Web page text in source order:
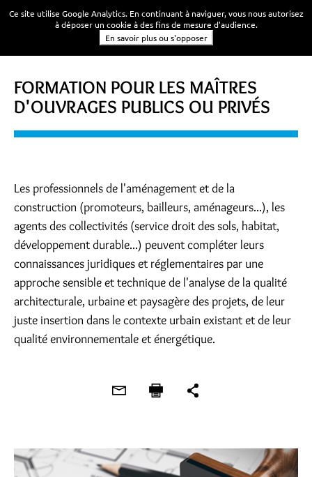
FORMATION POUR LES MAÎTRES
D'OUVRAGES PUBLICS OU PRIVÉS
Les professionnels de l'aménagement et de la
construction (promoteurs, bailleurs, aménageurs...), les
agents des collectivités (service droit des sols, habitat,
développement durable...) peuvent compléter leurs
connaissances juridiques et réglementaires par une
approche sensible et technique de l'analyse de la qualité
architecturale, urbaine et paysagère des projets, de leur
juste insertion dans le contexte urbain existant et de leur
qualité environnementale et énergétique.
Ce site utilise Google Analytics. En continuant à naviguer, vous nous autorisez
à déposer un cookie à des fins de mesure d'audience.
En savoir plus ou s'opposer